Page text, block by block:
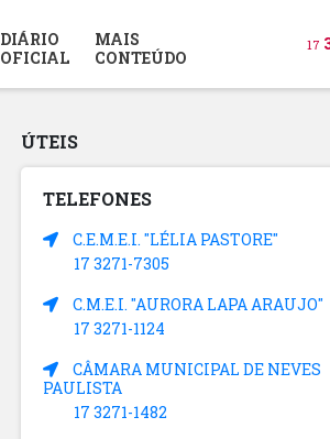
DIÁRIO
OFICIAL
MAIS
CONTEÚDO
17
ÚTEIS
TELEFONES
C.E.M.E.I. "LÉLIA PASTORE"
17 3271-7305
C.M.E.I. "AURORA LAPA ARAUJO"
17 3271-1124
CÂMARA MUNICIPAL DE NEVES
PAULISTA
17 3271-1482